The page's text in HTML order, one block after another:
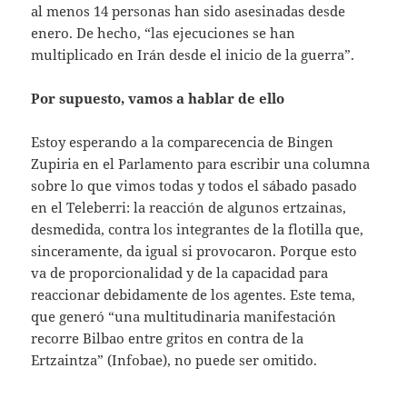
al menos 14 personas han sido asesinadas desde
enero. De hecho, “las ejecuciones se han
multiplicado en Irán desde el inicio de la guerra”.
Por supuesto, vamos a hablar de ello
Estoy esperando a la comparecencia de Bingen
Zupiria en el Parlamento para escribir una columna
sobre lo que vimos todas y todos el sábado pasado
en el Teleberri: la reacción de algunos ertzainas,
desmedida, contra los integrantes de la flotilla que,
sinceramente, da igual si provocaron. Porque esto
va de proporcionalidad y de la capacidad para
reaccionar debidamente de los agentes. Este tema,
que generó “una multitudinaria manifestación
recorre Bilbao entre gritos en contra de la
Ertzaintza” (Infobae), no puede ser omitido.